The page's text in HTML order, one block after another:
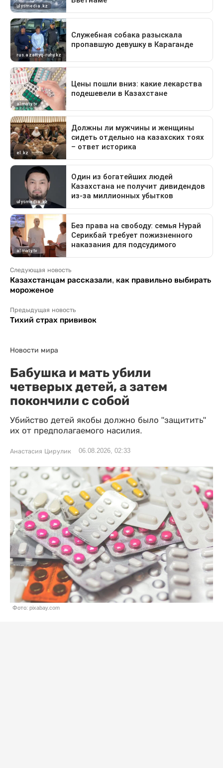
Следующая новость
Казахстанцам рассказали, как правильно выбирать
мороженое
Предыдущая новость
Тихий страх прививок
Новости мира
Бабушка и мать убили
четверых детей, а затем
покончили с собой
Убийство детей якобы должно было "защитить"
их от предполагаемого насилия.
Анастасия Цирулик 06.08.2026, 02:33
Фото: pixabay.com